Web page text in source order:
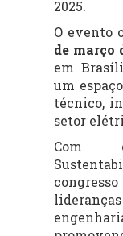
2025.
O evento
de março
em
um
técnico,
setor
Com